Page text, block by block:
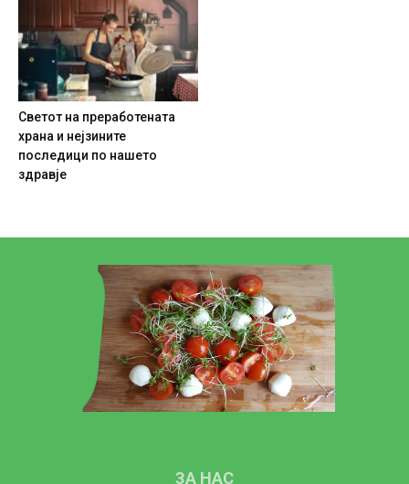
Светот на преработената
храна и нејзините
последици по нашето
здравје
ЗА НАС